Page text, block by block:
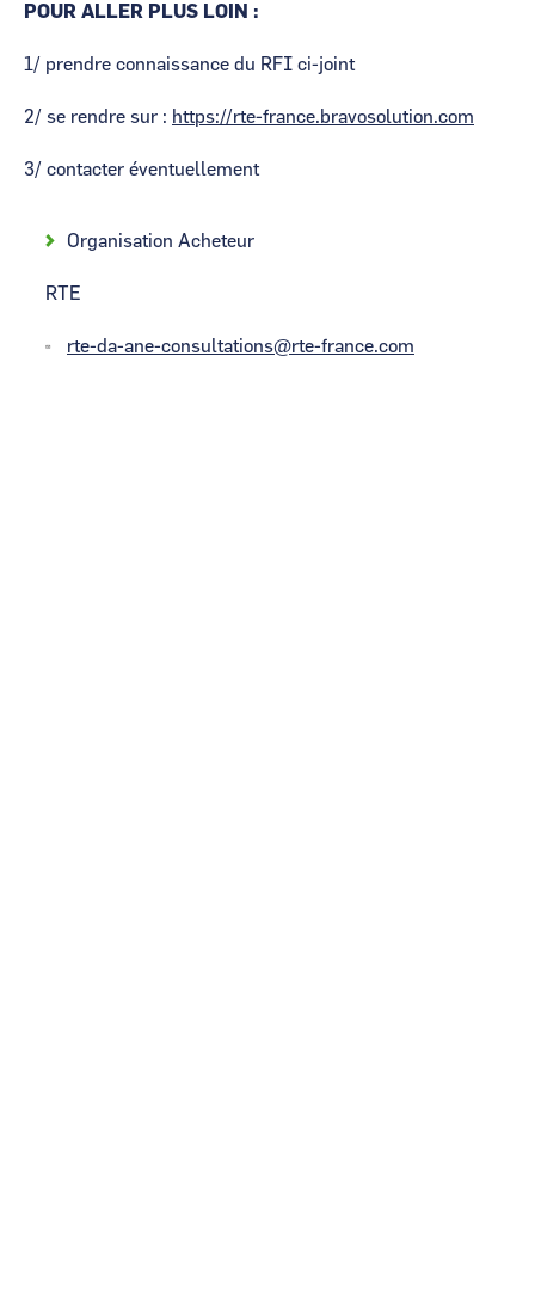
POUR ALLER PLUS LOIN :
1/ prendre connaissance du RFI ci-joint
2/ se rendre sur : https://rte-france.bravosolution.com
3/ contacter éventuellement
Organisation Acheteur
RTE
rte-da-ane-consultations@rte-france.com